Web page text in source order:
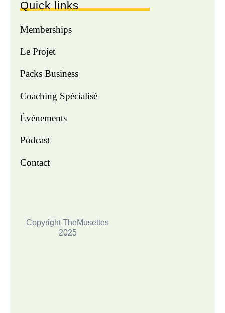
Quick links
Memberships
Le Projet
Packs Business
Coaching Spécialisé
Événements
Podcast
Contact
Copyright TheMusettes
2025